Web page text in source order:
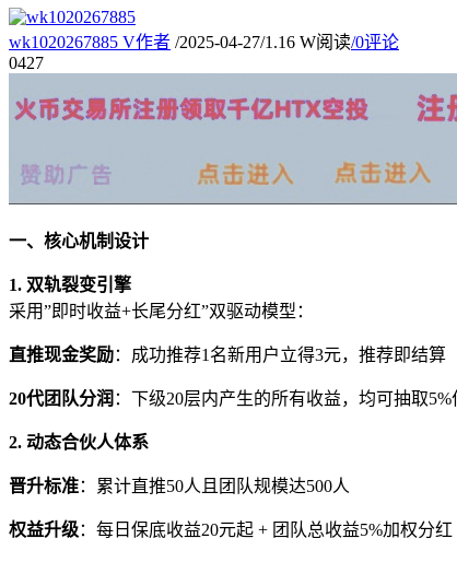
wk1020267885 V作者 /2025-04-27/1.16 W阅读/0评论
0427
一、核心机制设计
1. 双轨裂变引擎
采用”即时收益+长尾分红”双驱动模型：
直推现金奖励：成功推荐1名新用户立得3元，推荐即结算
20代团队分润 ：下级20层内产生的所有收益，均可抽取
2. 动态合伙人体系
晋升标准：累计直推50人且团队规模达500人
权益升级：每日保底收益20元起 + 团队总收益5%加权分